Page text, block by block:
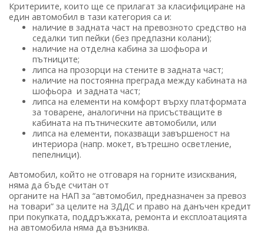
Критериите, които ще се прилагат за класифициране на
един автомобил в тази категория са и:
наличие в задната част на превозното средство на
седалки тип пейки (без предпазни колани);
наличие на отделна кабина за шофьора и
пътниците;
липса на прозорци на стените в задната част;
наличие на постоянна преграда между кабината на
шофьора и задната част;
липса на елементи на комфорт върху платформата
за товарене, аналогични на присъстващите в
кабината на пътническите автомобили, или
липса на елементи, показващи завършеност на
интериора (напр. мокет, вътрешно осветление,
пепелници).
Автомобил, който не отговаря на горните изисквания,
няма да бъде считан от
органите на НАП за “автомобил, предназначен за превоз
на товари” за целите на ЗДДС и право на данъчен кредит
при покупката, поддръжката, ремонта и експлоатацията
на автомобила няма да възниква.